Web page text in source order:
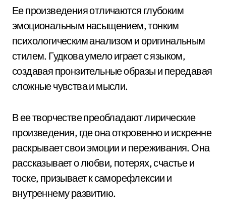
Ее произведения отличаются глубоким
эмоциональным насыщением, тонким
психологическим анализом и оригинальным
стилем. Гудкова умело играет с языком,
создавая пронзительные образы и передавая
сложные чувства и мысли.
В ее творчестве преобладают лирические
произведения, где она откровенно и искренне
раскрывает свои эмоции и переживания. Она
рассказывает о любви, потерях, счастье и
тоске, призывает к саморефлексии и
внутреннему развитию.